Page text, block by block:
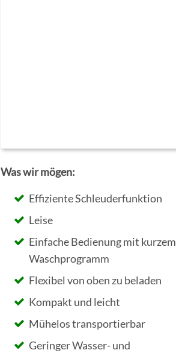
Was wir mögen:
Effiziente Schleuderfunktion
Leise
Einfache Bedienung mit kurzem
Waschprogramm
Flexibel von oben zu beladen
Kompakt und leicht
Mühelos transportierbar
Geringer Wasser- und